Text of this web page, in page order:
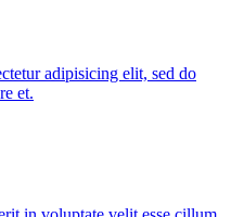
adipisicing elit, sed do
et.